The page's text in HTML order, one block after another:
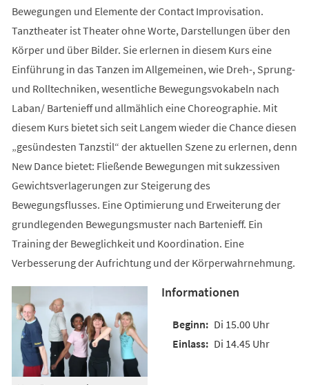
Bewegungen und Elemente der Contact Improvisation.
Tanztheater ist Theater ohne Worte, Darstellungen über den
Körper und über Bilder. Sie erlernen in diesem Kurs eine
Einführung in das Tanzen im Allgemeinen, wie Dreh-, Sprung-
und Rolltechniken, wesentliche Bewegungsvokabeln nach
Laban/ Bartenieff und allmählich eine Choreographie. Mit
diesem Kurs bietet sich seit Langem wieder die Chance diesen
„gesündesten Tanzstil“ der aktuellen Szene zu erlernen, denn
New Dance bietet: Fließende Bewegungen mit sukzessiven
Gewichtsverlagerungen zur Steigerung des
Bewegungsflusses. Eine Optimierung und Erweiterung der
grundlegenden Bewegungsmuster nach Bartenieff. Ein
Training der Beweglichkeit und Koordination. Eine
Verbesserung der Aufrichtung und der Körperwahrnehmung.
Informationen
Di 15.00 Uhr
Di 14.45 Uhr